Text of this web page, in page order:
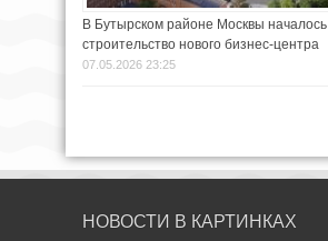
В Бутырском районе Москвы началось
строительство нового бизнес-центра
07.05.2026 23:25
НОВОСТИ В КАРТИНКАХ